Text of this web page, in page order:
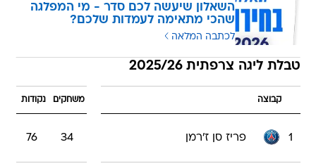
השאלון שיעשה לכם סדר - מי המפלגה
שהכי מתאימה לעמדות שלכם?
לכתבה המלאה
טבלת ליגה צרפתית 2025/26
קבוצה משחקים נקודות
1 פריז סן ז'רמן 34
76